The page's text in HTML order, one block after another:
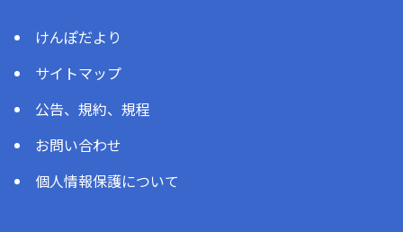
けんぽだより
サイトマップ
公告、規約、規程
お問い合わせ
個人情報保護について